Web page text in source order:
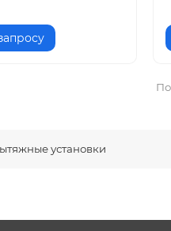
установки